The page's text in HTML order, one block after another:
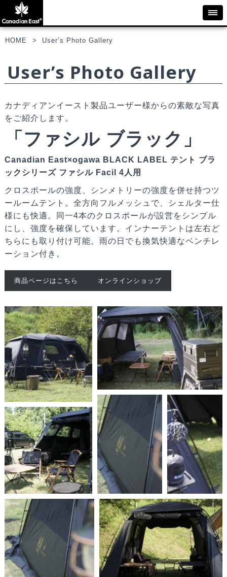
HOME User’s Photo Gallery
User’s Photo Gallery
カナディアンイースト製品ユーザー様からの素敵な写真
をご紹介します。
「ファシル ブラック」
Canadian East×ogawa BLACK LABEL テント ブラ
ックシリーズ ファシル Facil 4人用
クロスポールの強度、シンメトリーの強度を併せ持つツ
ールームテント。全方向フルメッシュで、シェルター仕
様にも快適。同一4本のクロスポールが設営をシンプル
にし、強度を確保しています。インナーテントは左右ど
ちらにも取り付け可能。雨の日でも換気快適なベンチレ
ーション付き。
商品ページはこちら オンラインショップ